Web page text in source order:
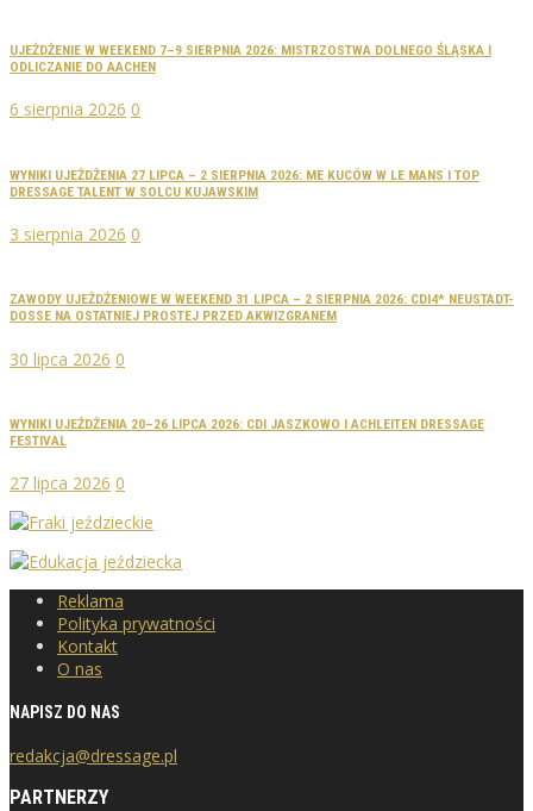
UJEŻDŻENIE W WEEKEND 7–9 SIERPNIA 2026: MISTRZOSTWA DOLNEGO ŚLĄSKA I
ODLICZANIE DO AACHEN
6 sierpnia 2026 0
WYNIKI UJEŻDŻENIA 27 LIPCA – 2 SIERPNIA 2026: ME KUCÓW W LE MANS I TOP
DRESSAGE TALENT W SOLCU KUJAWSKIM
3 sierpnia 2026 0
ZAWODY UJEŻDŻENIOWE W WEEKEND 31 LIPCA – 2 SIERPNIA 2026: CDI4* NEUSTADT-
DOSSE NA OSTATNIEJ PROSTEJ PRZED AKWIZGRANEM
30 lipca 2026 0
WYNIKI UJEŻDŻENIA 20–26 LIPCA 2026: CDI JASZKOWO I ACHLEITEN DRESSAGE
FESTIVAL
27 lipca 2026 0
Reklama
Polityka prywatności
Kontakt
O nas
NAPISZ DO NAS
redakcja@dressage.pl
PARTNERZY